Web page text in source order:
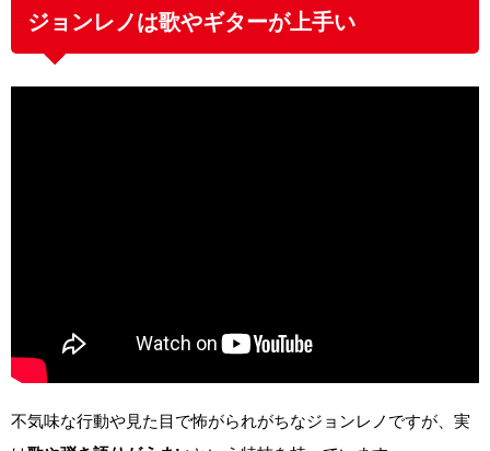
ジョンレノは歌やギターが上手い
不気味な行動や見た目で怖がられがちなジョンレノですが、実